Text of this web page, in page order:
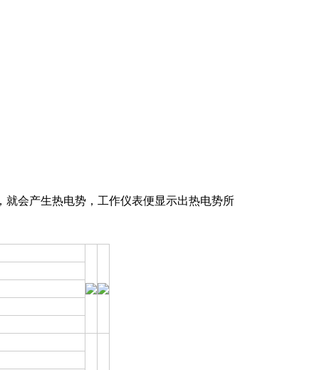
会产生热电势，工作仪表便显示出热电势所